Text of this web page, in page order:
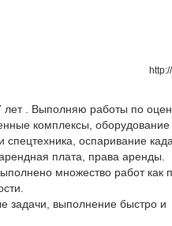
лет . Выполняю работы по
комплексы, оборудование
оспаривание
плата, права аренды.
множество работ как
задачи, выполнение быстро и